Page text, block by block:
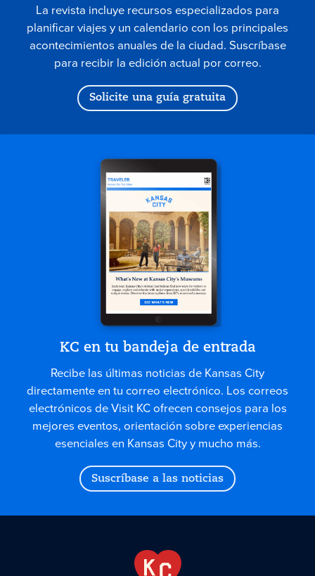
La revista incluye recursos especializados para
planificar viajes y un calendario con los principales
acontecimientos anuales de la ciudad. Suscríbase
para recibir la edición actual por correo.
Solicite una guía gratuita
KC en tu bandeja de entrada
Recibe las últimas noticias de Kansas City
directamente en tu correo electrónico. Los correos
electrónicos de Visit KC ofrecen consejos para los
mejores eventos, orientación sobre experiencias
esenciales en Kansas City y mucho más.
Suscríbase a las noticias